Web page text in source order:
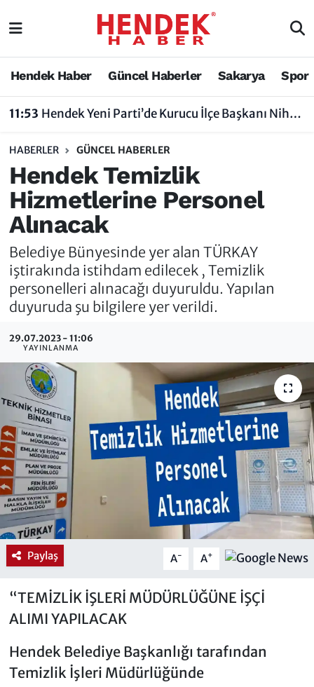
Hendek Haber Güncel Haberler Sakarya Spor
11:53 Hendek Yeni Parti’de Kurucu İlçe Başkanı Nihat Bayraktar Oldu
HABERLER GÜNCEL HABERLER
Hendek Temizlik
Hizmetlerine Personel
Alınacak
Belediye Bünyesinde yer alan TÜRKAY
iştirakında istihdam edilecek , Temizlik
personelleri alınacağı duyuruldu. Yapılan
duyuruda şu bilgilere yer verildi.
29.07.2023 - 11:06
YAYINLANMA
Paylaş A- A+
“TEMİZLİK İŞLERİ MÜDÜRLÜĞÜNE İŞÇİ
ALIMI YAPILACAK
Hendek Belediye Başkanlığı tarafından
Temizlik İşleri Müdürlüğünde
Hendek Haber
Nöbetçi Eczaneler
Vefat Edenler
Hendek Haber
Hakkında
Hendek Haber Reklam Servisi
Künye
İletişim
Sakarya Nöbetçi Eczaneler
Sakarya Trafik Yoğunluk Haritası
Tüm Manşetler
Son Dakika Haberleri
Haber Arşivi